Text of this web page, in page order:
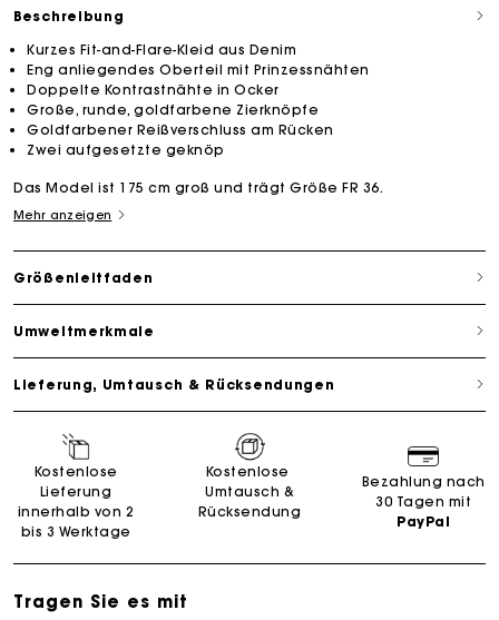
Beschreibung
Kurzes Fit-and-Flare-Kleid aus Denim
Eng anliegendes Oberteil mit Prinzessnähten
Doppelte Kontrastnähte in Ocker
Große, runde, goldfarbene Zierknöpfe
Goldfarbener Reißverschluss am Rücken
Zwei aufgesetzte geknöp
Das Model ist 175 cm groß und trägt Größe FR 36.
Mehr anzeigen
Größenleitfaden
Umweltmerkmale
Lieferung, Umtausch & Rücksendungen
Kostenlose
Lieferung
innerhalb von 2
bis 3 Werktage
Kostenlose
Umtausch &
Rücksendung
Bezahlung nach
30 Tagen mit
PayPal
Tragen Sie es mit